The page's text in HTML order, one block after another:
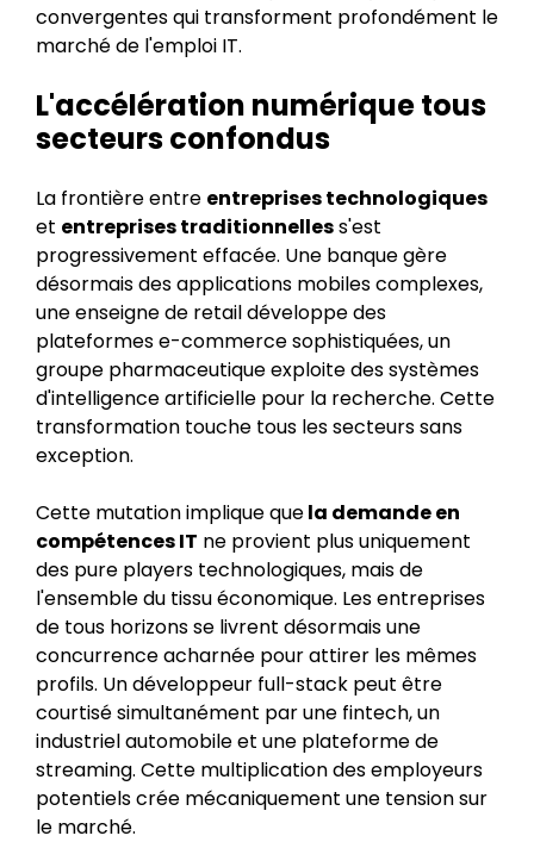
convergentes qui transforment profondément le
marché de l'emploi IT.
L'accélération numérique tous
secteurs confondus
La frontière entre entreprises technologiques
et entreprises traditionnelless'est
progressivement effacée. Une banque gère
désormais des applications mobiles complexes,
une enseigne de retail développe des
plateformes e-commerce sophistiquées, un
groupe pharmaceutique exploite des systèmes
d'intelligence artificielle pour la recherche. Cette
transformation touche tous les secteurs sans
exception.
Cette mutation implique quela demande en
compétences IT ne provient plus uniquement
des pure players technologiques, mais de
l'ensemble du tissu économique. Les entreprises
de tous horizons se livrent désormais une
concurrence acharnée pour attirer les mêmes
profils. Un développeur full-stack peut être
courtisé simultanément par une fintech, un
industriel automobile et une plateforme de
streaming. Cette multiplication des employeurs
potentiels crée mécaniquement une tension sur
le marché.